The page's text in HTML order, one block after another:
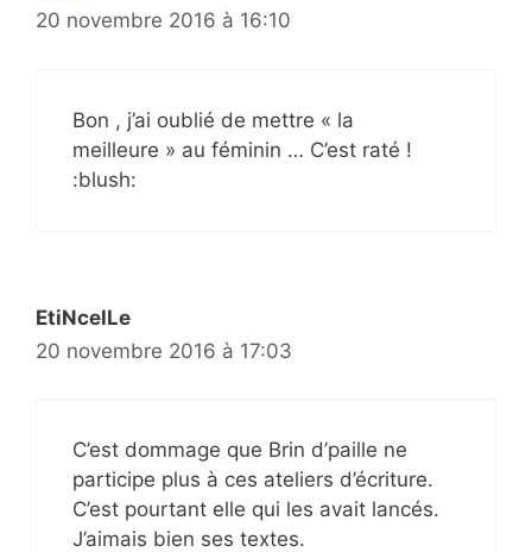
20 novembre 2016 à 16:10
Bon , j’ai oublié de mettre « la
meilleure » au féminin … C’est raté !
:blush:
EtiNcelLe
20 novembre 2016 à 17:03
C’est dommage que Brin d’paille ne
participe plus à ces ateliers d’écriture.
C’est pourtant elle qui les avait lancés.
J’aimais bien ses textes.